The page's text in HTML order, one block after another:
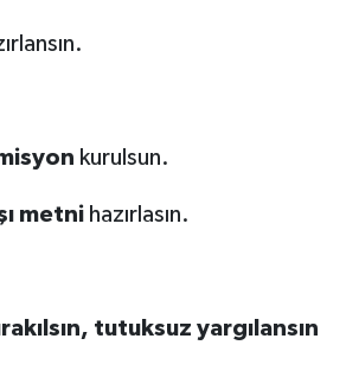
kurulsun.
metnihazırlasın.
tutuksuz yargılansın